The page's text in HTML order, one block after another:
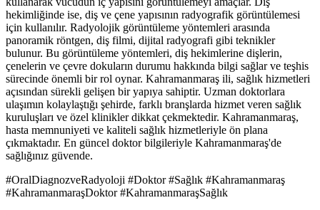
hekimliğinde ise, diş ve çene yapısının radyografik görüntülemesi
için kullanılır. Radyolojik görüntüleme yöntemleri arasında
panoramik röntgen, diş filmi, dijital radyografi gibi teknikler
bulunur. Bu görüntüleme yöntemleri, diş hekimlerine dişlerin,
çenelerin ve çevre dokuların durumu hakkında bilgi sağlar ve teşhis
sürecinde önemli bir rol oynar. Kahramanmaraş ili, sağlık hizmetleri
açısından sürekli gelişen bir yapıya sahiptir. Uzman doktorlara
ulaşımın kolaylaştığı şehirde, farklı branşlarda hizmet veren sağlık
kuruluşları ve özel klinikler dikkat çekmektedir. Kahramanmaraş,
hasta memnuniyeti ve kaliteli sağlık hizmetleriyle ön plana
çıkmaktadır. En güncel doktor bilgileriyle Kahramanmaraş'de
sağlığınız güvende.
#OralDiagnozveRadyoloji #Doktor #Sağlık #Kahramanmaraş
#KahramanmaraşDoktor #KahramanmaraşSağlık